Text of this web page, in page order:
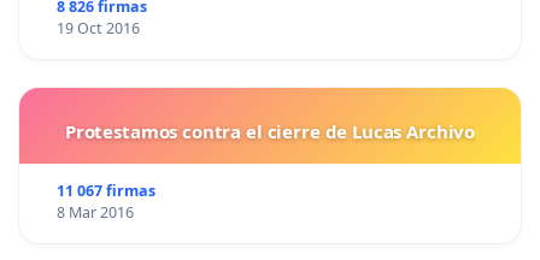
8 826 firmas
19 Oct 2016
Protestamos contra el cierre de Lucas Archivo
11 067 firmas
8 Mar 2016